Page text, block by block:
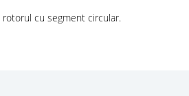
cu segment circular.